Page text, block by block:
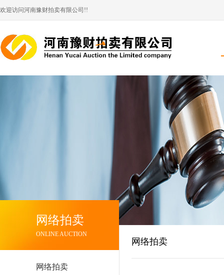
欢迎访问河南豫财拍卖有限公司!!
网络拍卖
ONLINE AUCTION
网络拍卖
网络拍卖